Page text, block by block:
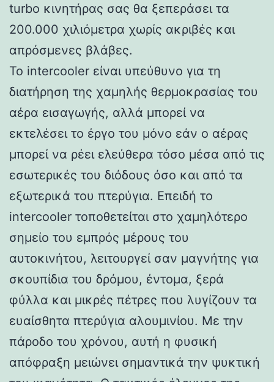
turbo κινητήρας σας θα ξεπεράσει τα
200.000 χιλιόμετρα χωρίς ακριβές και
απρόσμενες βλάβες.
Το intercooler είναι υπεύθυνο για τη
διατήρηση της χαμηλής θερμοκρασίας του
αέρα εισαγωγής, αλλά μπορεί να
εκτελέσει το έργο του μόνο εάν ο αέρας
μπορεί να ρέει ελεύθερα τόσο μέσα από τις
εσωτερικές του διόδους όσο και από τα
εξωτερικά του πτερύγια. Επειδή το
intercooler τοποθετείται στο χαμηλότερο
σημείο του εμπρός μέρους του
αυτοκινήτου, λειτουργεί σαν μαγνήτης για
σκουπίδια του δρόμου, έντομα, ξερά
φύλλα και μικρές πέτρες που λυγίζουν τα
ευαίσθητα πτερύγια αλουμινίου. Με την
πάροδο του χρόνου, αυτή η φυσική
απόφραξη μειώνει σημαντικά την ψυκτική